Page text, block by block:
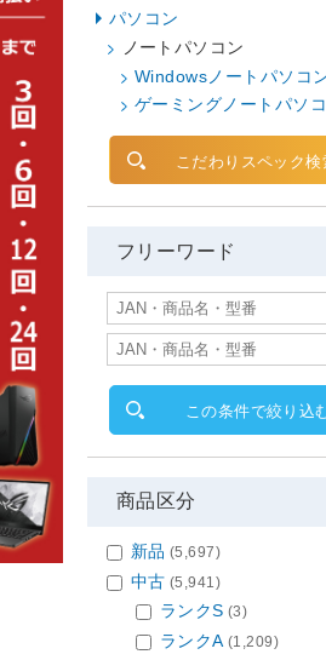
パソコン
ノートパソコン
Windowsノートパソコ
ゲーミングノートパソ
こだわりスペック検
フリーワード
この条件で絞り込
商品区分
新品 (5,697)
中古 (5,941)
ランクS (3)
ランクA (1,209)